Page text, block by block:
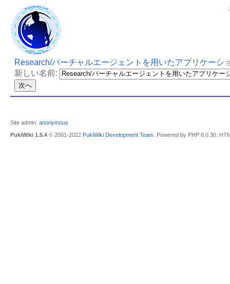
Research/バーチャルエージェントを用いたアプリケーシ
新しい名前:
Site admin: anonymous
PukiWiki 1.5.4 © 2001-2022 PukiWiki Development Team . Powered by PHP 8.0.30.